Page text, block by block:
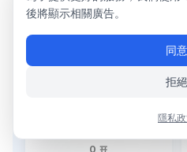
265위
0 표
0 표
後將顯示相關廣告。
同意
拒絕
隱私